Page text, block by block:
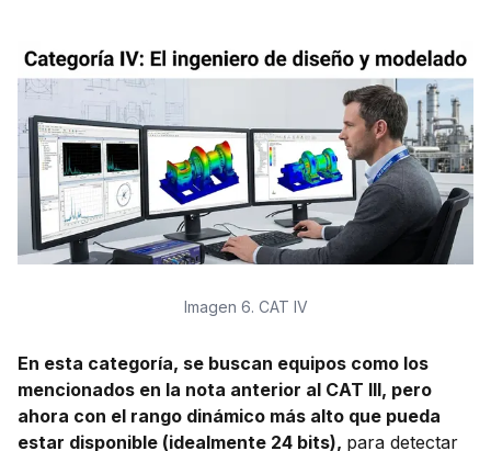
Imagen 6. CAT IV
En esta categoría, se buscan equipos como los
mencionados en la nota anterior al CAT III, pero
ahora con el rango dinámico más alto que pueda
estar disponible (idealmente 24 bits), para detectar